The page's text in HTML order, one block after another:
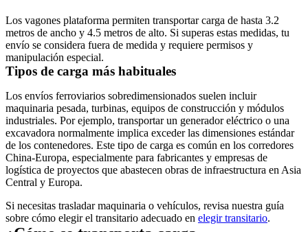
Los vagones plataforma permiten transportar carga de hasta 3.2
metros de ancho y 4.5 metros de alto. Si superas estas medidas, tu
envío se considera fuera de medida y requiere permisos y
manipulación especial.
Tipos de carga más habituales
Los envíos ferroviarios sobredimensionados suelen incluir
maquinaria pesada, turbinas, equipos de construcción y módulos
industriales. Por ejemplo, transportar un generador eléctrico o una
excavadora normalmente implica exceder las dimensiones estándar
de los contenedores. Este tipo de carga es común en los corredores
China-Europa, especialmente para fabricantes y empresas de
logística de proyectos que abastecen obras de infraestructura en Asia
Central y Europa.
Si necesitas trasladar maquinaria o vehículos, revisa nuestra guía
sobre cómo elegir el transitario adecuado en elegir transitario.